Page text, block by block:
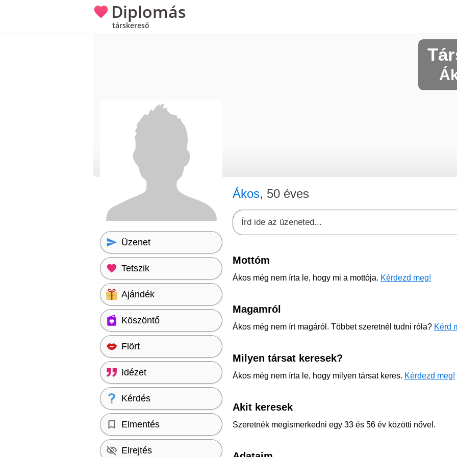
Diplomás
társkereső
Ákos, 50 éves
Mottóm
Ákos még nem írta le, hogy mi a mottója. Kérdezd meg!
Magamról
Ákos még nem írt magáról. Többet szeretnél tudni róla? Kérd
Milyen társat keresek?
Ákos még nem írta le, hogy milyen társat keres. Kérdezd meg!
Akit keresek
Szeretnék megismerkedni egy 33 és 56 év közötti nővel.
Üzenet
Tetszik
Ajándék
Köszöntő
Flört
Idézet
Kérdés
Elmentés
Elrejtés